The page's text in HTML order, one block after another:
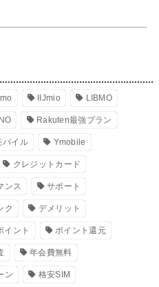
IIJmio LIBMO
Rakuten最強プラン
バイル Ymobile
クレジットカード
ンス サポート
ク デメリット
イント ポイント還元
年会費無料
ン 格安SIM